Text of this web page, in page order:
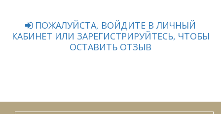
ПОЖАЛУЙСТА, ВОЙДИТЕ В ЛИЧНЫЙ
КАБИНЕТ ИЛИ ЗАРЕГИСТРИРУЙТЕСЬ, ЧТОБЫ
ОСТАВИТЬ ОТЗЫВ